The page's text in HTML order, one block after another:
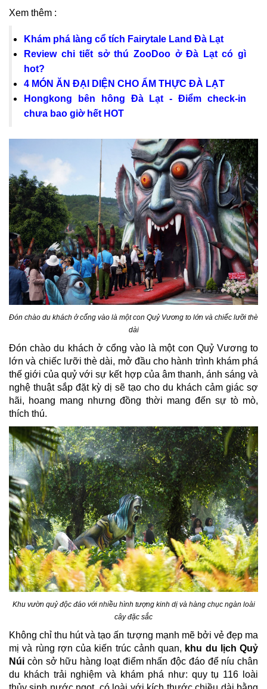
Xem thêm :
Khám phá làng cổ tích Fairytale Land Đà Lạt
Review chi tiết sở thú ZooDoo ở Đà Lạt có gì
hot?
4 MÓN ĂN ĐẠI DIỆN CHO ẨM THỰC ĐÀ LẠT
Hongkong bên hông Đà Lạt - Điểm check-in
chưa bao giờ hết HOT
Đón chào du khách ở cổng vào là một con Quỷ Vương to lớn và chiếc lưỡi thè
dài​
Đón chào du khách ở cổng vào là một con Quỷ Vương to
lớn và chiếc lưỡi thè dài, mở đầu cho hành trình khám phá
thế giới của quỷ với sự kết hợp của âm thanh, ánh sáng và
nghệ thuật sắp đặt kỳ dị sẽ tạo cho du khách cảm giác sợ
hãi, hoang mang nhưng đồng thời mang đến sự tò mò,
thích thú.
Khu vườn quỷ độc đáo với nhiều hình tượng kinh dị và hàng chục ngàn loài
cây đặc sắc
Không chỉ thu hút và tạo ấn tượng mạnh mẽ bởi vẻ đẹp ma
mị và rùng rợn của kiến trúc cảnh quan, khu du lịch Quỷ
Núi còn sở hữu hàng loạt điểm nhấn độc đáo để níu chân
du khách trải nghiệm và khám phá như: quy tụ 116 loài